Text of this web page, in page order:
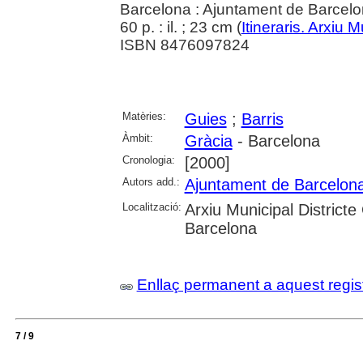
Barcelona : Ajuntament de
60 p. : il. ; 23 cm (Itineraris. Arxiu
ISBN 8476097824
Matèries: Guies; Barris
Àmbit: Gràcia- Barcelona
Cronologia: [2000]
Autors add.: Ajuntament de
Localització: Arxiu Municipal
Barcelona
Enllaç permanent a aquest
7 / 9